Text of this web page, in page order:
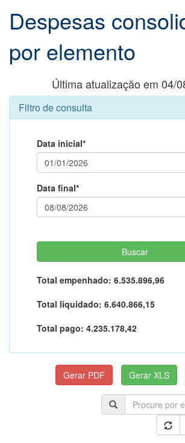
Despesas
por elemento
Última atualização em 04/
Filtro de consulta
Data inicial*
Data final*
Total empenhado: 6.535.896,96
Total liquidado: 6.640.866,15
Total pago: 4.235.178,42